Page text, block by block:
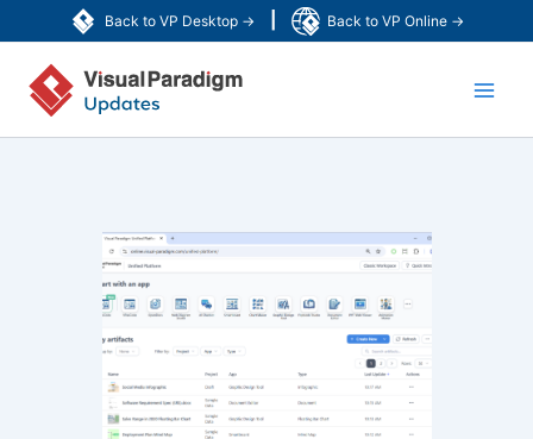
Back to VP Desktop → Back to VP Online →
至